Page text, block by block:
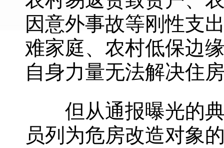
因意外事故等刚性支
难家庭、农村低保边
自身力量无法解决住
但从通报曝光的典
员列为危房改造对象